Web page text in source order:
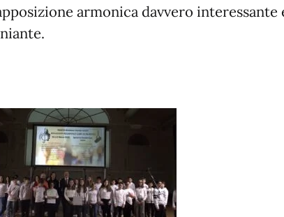
armonica davvero interessante